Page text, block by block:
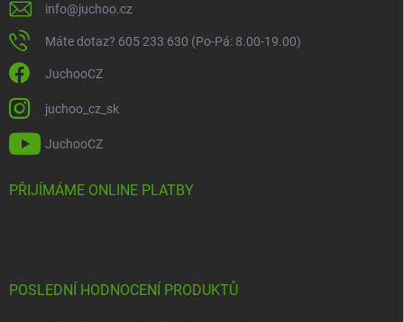
info@juchoo.cz
Máte dotaz? 605 233 630 (Po-Pá: 8.00-19.00)
JuchooCZ
juchoo_cz_sk
JuchooCZ
PŘIJÍMÁME ONLINE PLATBY
POSLEDNÍ HODNOCENÍ PRODUKTŮ